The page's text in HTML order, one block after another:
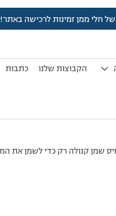
חלי ממן זמינות לרכישה באתר!
הקבוצות שלנו כתבות